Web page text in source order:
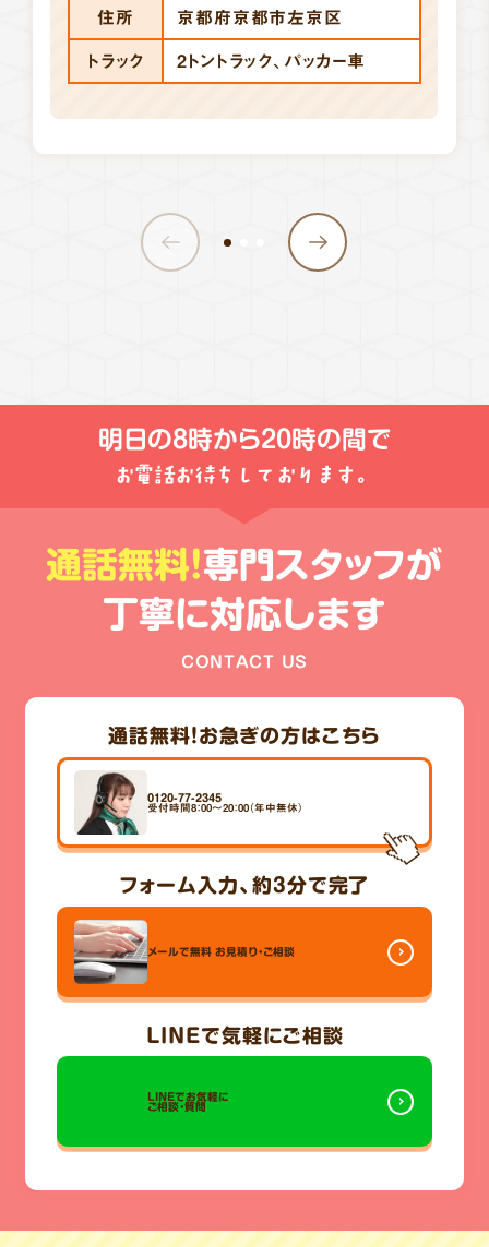
住所 京都府京都市左京区
トラック 2トントラック、パッカー車
明日の8時から20時の間で
お電話お待ちしております。
通話無料!専門スタッフが
丁寧に対応します
CONTACT US
通話無料！お急ぎの方はこちら
0120-77-2345
受付時間8：00～20：00（年中無休）
フォーム入力、 約3分で完了
メールで無料 お見積り・ご相談
LINEで気軽にご相談
LINEでお気軽に
ご相談・質問